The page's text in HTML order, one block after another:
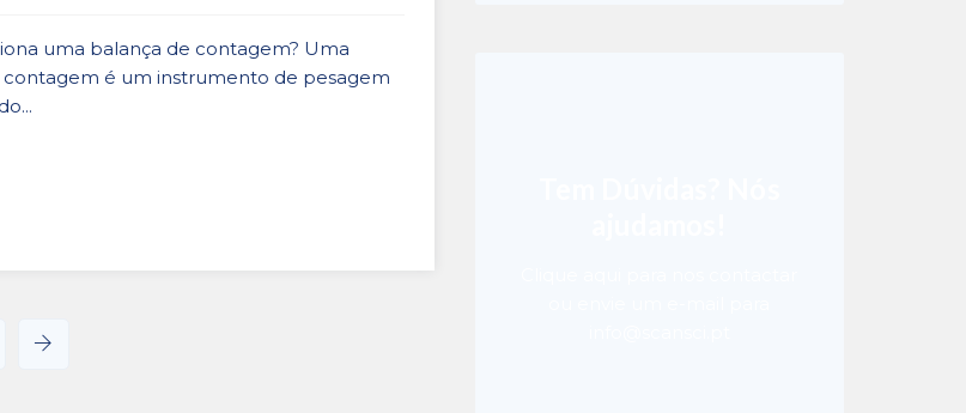
uma balança de contagem? Uma
contagem é um instrumento de pesagem